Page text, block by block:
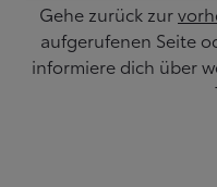
Gehe zurück zur
aufgerufenen Seite
informiere dich über